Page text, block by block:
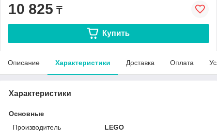
10 825 ₸
Купить
Описание Характеристики Доставка Оплата
Характеристики
Основные
Производитель
LEGO